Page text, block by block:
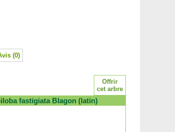
(0)
Offrir
cet arbre
fastigiata Blagon (latin)